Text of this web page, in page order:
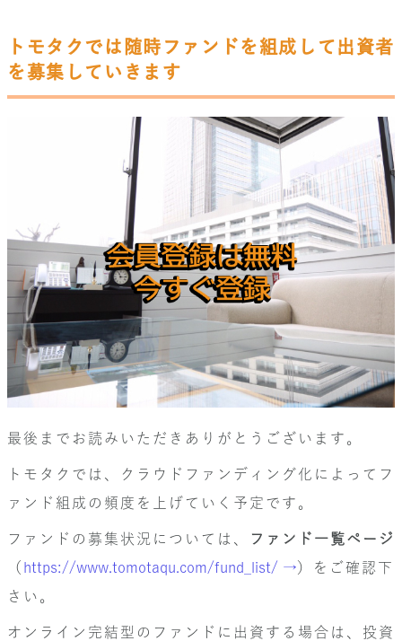
トモタクでは随時ファンドを組成して出資者
を募集していきます
最後までお読みいただきありがとうございます。
トモタクでは、クラウドファンディング化によってフ
ァンド組成の頻度を上げていく予定です。
ファンドの募集状況については、
ファンド一覧ページ
（ https://www.tomotaqu.com/fund_list/ →）をご確認下
さい。
オンライン完結型のファンドに出資する場合は、投資